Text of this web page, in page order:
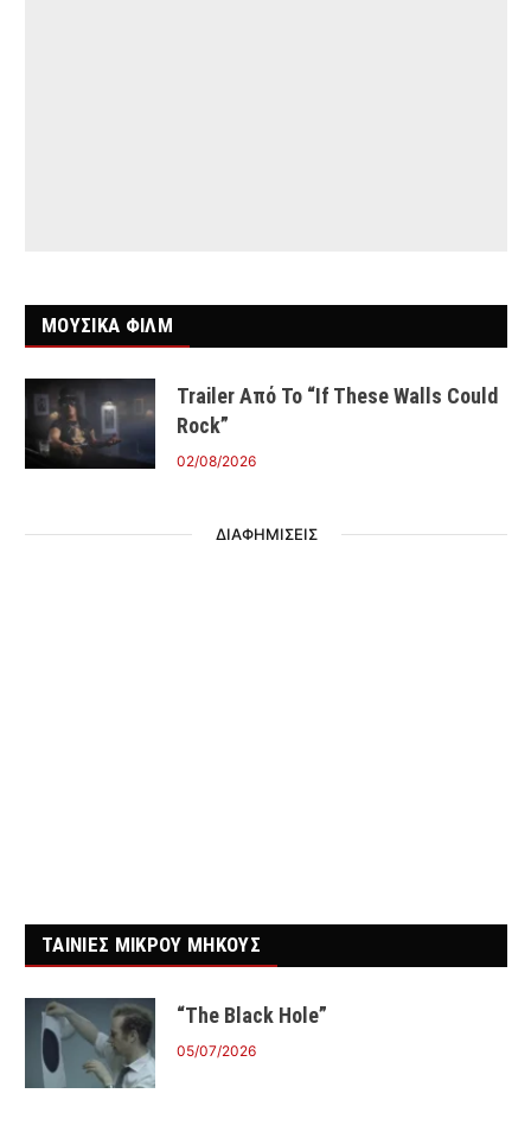
ΜΟΥΣΙΚΑ ΦΙΛΜ
Trailer Από Το “If These Walls Could
Rock”
02/08/2026
ΔΙΑΦΗΜΙΣΕΙΣ
ΤΑΙΝΙΕΣ ΜΙΚΡΟΥ ΜΗΚΟΥΣ
“The Black Hole”
05/07/2026